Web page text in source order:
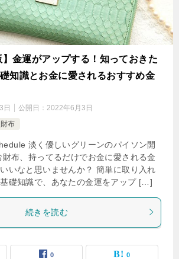
】金運がアップする！知っておきた
知識とお金に愛されるおすすめ金
日 公開日： 2022年6月3日
財布
淡く優しいグリーンのパイソン開
布、持ってるだけでお金に愛される金
いなと思いませんか？ 簡単に取り入れ
礎知識で、あなたの金運をアップ […]
続きを読む
0 0